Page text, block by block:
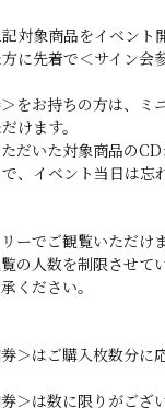
対象商品をイベント
に先着で＜サイン会
をお持ちの方は、ミ
けます。
だいた対象商品の
、イベント当日は忘
ーでご観覧いただけ
の人数を制限させて
ください。
＞はご購入枚数分に
＞は数に限りがござい